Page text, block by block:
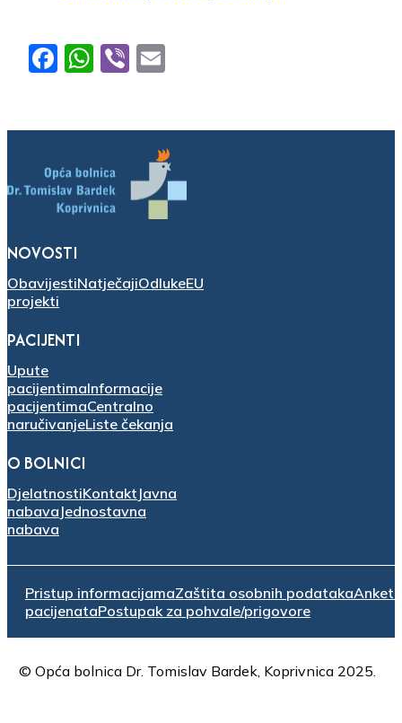
Facebook
WhatsApp
Viber
NOVOSTI
ObavijestiNatječajiOdlukeEU
projekti
PACIJENTI
Upute
pacijentimaInformacije
pacijentimaCentralno
naručivanjeListe čekanja
O BOLNICI
DjelatnostiKontakt Javna
nabava Jednostavna
nabava
Pristup informacijamaZaštita osobnih podatakaAnketa
pacijenataPostupak za pohvale/prigovore
© Opća bolnica Dr. Tomislav Bardek, Koprivnica 2025.